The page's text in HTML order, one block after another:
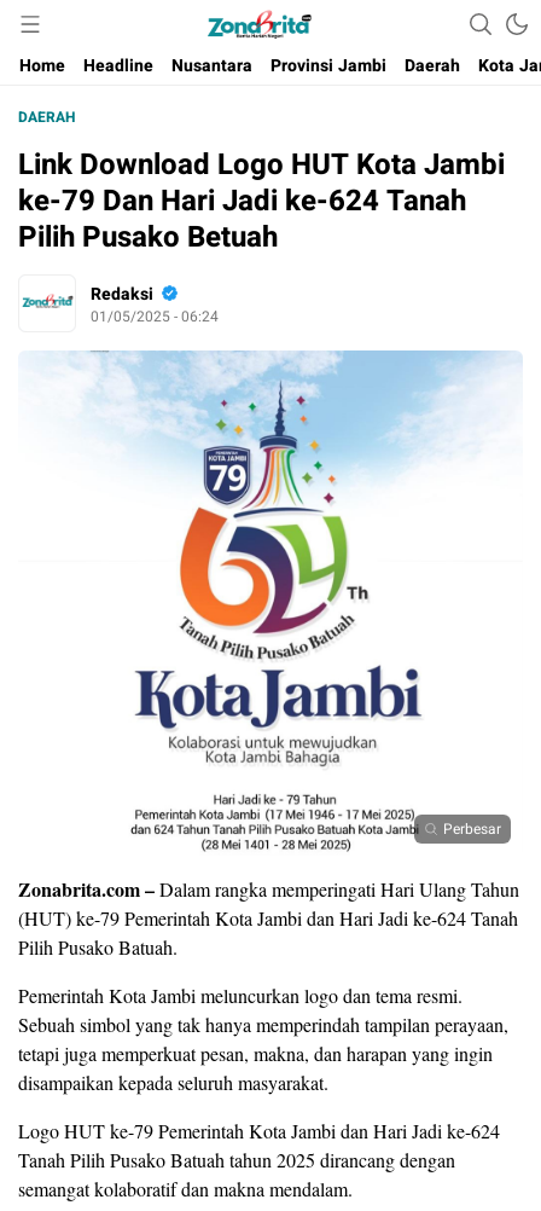
Berita Harian Negeri
Home
Headline Nusantara Provinsi Jambi Daerah Kota
DAERAH
Link Download Logo HUT Kota Jambi
ke-79 Dan Hari Jadi ke-624 Tanah
Pilih Pusako Betuah
Redaksi
01/05/2025 - 06:24
Perbesar
Zonabrita.com –Dalam rangka memperingati Hari Ulang Tahun
(HUT) ke-79 Pemerintah Kota Jambi dan Hari Jadi ke-624 Tanah
Pilih Pusako Batuah.
Pemerintah Kota Jambi meluncurkan logo dan tema resmi.
Sebuah simbol yang tak hanya memperindah tampilan perayaan,
tetapi juga memperkuat pesan, makna, dan harapan yang ingin
disampaikan kepada seluruh masyarakat.
Logo HUT ke-79 Pemerintah Kota Jambi dan Hari Jadi ke-624
Tanah Pilih Pusako Batuah tahun 2025 dirancang dengan
semangat kolaboratif dan makna mendalam.